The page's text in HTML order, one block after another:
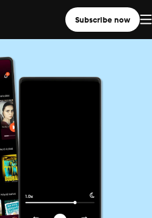
Subscribe now